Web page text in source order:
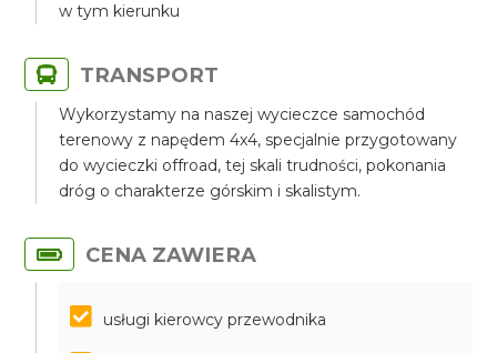
w tym kierunku
TRANSPORT
Wykorzystamy na naszej wycieczce samochód
terenowy z napędem 4x4, specjalnie przygotowany
do wycieczki offroad, tej skali trudności, pokonania
dróg o charakterze górskim i skalistym.
CENA ZAWIERA
usługi kierowcy przewodnika